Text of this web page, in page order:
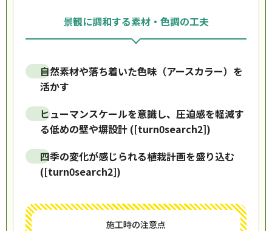
景観に調和する素材・色調の工夫
自然素材や落ち着いた色味（アースカラー）を
活かす
ヒューマンスケールを意識し、圧迫感を軽減す
る低めの壁や塀設計 ([turn0search2])
四季の変化が感じられる植栽計画を盛り込む
([turn0search2])
施工時の注意点